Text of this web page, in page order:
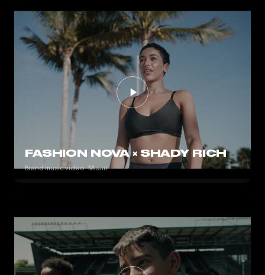
FASHION NOVA × SHADY RICH
Brand music video · Miami